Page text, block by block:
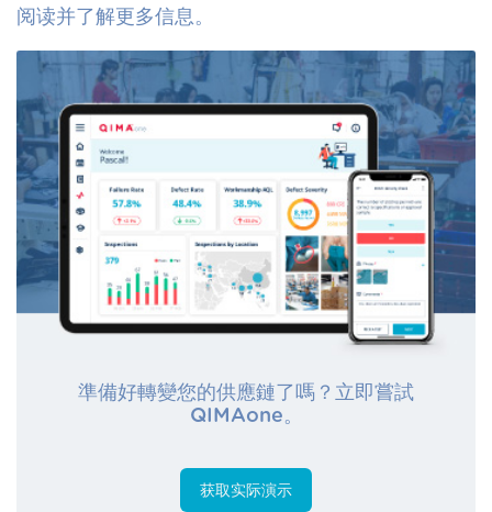
阅读并了解更多信息。
準備好轉變您的供應鏈了嗎？立即嘗試
QIMAone。
获取实际演示